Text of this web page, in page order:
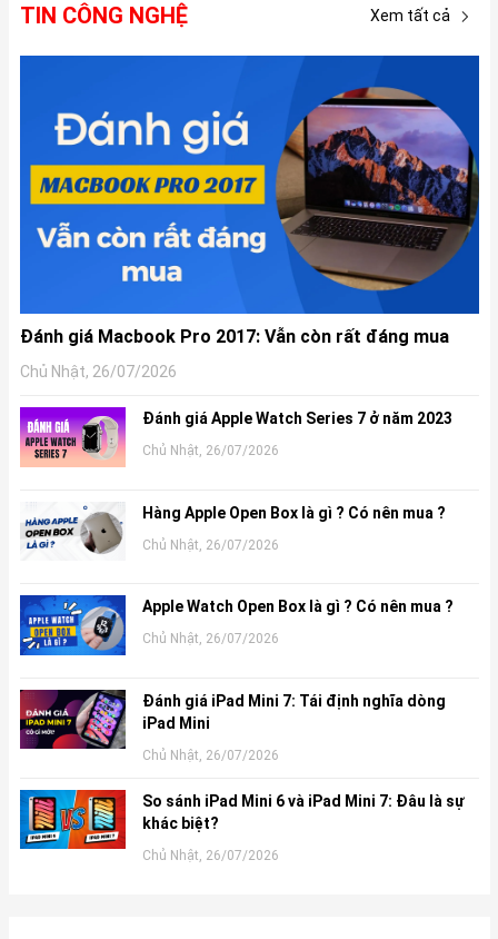
TIN CÔNG NGHỆ Xem tất cả
Đánh giá Macbook Pro 2017: Vẫn còn rất đáng mua
Chủ Nhật, 26/07/2026
Đánh giá Apple Watch Series 7 ở năm 2023
Chủ Nhật, 26/07/2026
Hàng Apple Open Box là gì ? Có nên mua ?
Chủ Nhật, 26/07/2026
Apple Watch Open Box là gì ? Có nên mua ?
Chủ Nhật, 26/07/2026
Đánh giá iPad Mini 7: Tái định nghĩa dòng
iPad Mini
Chủ Nhật, 26/07/2026
So sánh iPad Mini 6 và iPad Mini 7: Đâu là sự
khác biệt?
Chủ Nhật, 26/07/2026